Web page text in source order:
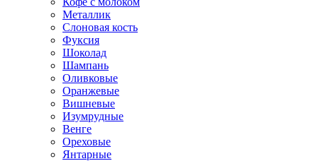
Металлик
Слоновая кость
Фуксия
Шоколад
Шампань
Оливковые
Оранжевые
Вишневые
Изумрудные
Венге
Ореховые
Янтарные